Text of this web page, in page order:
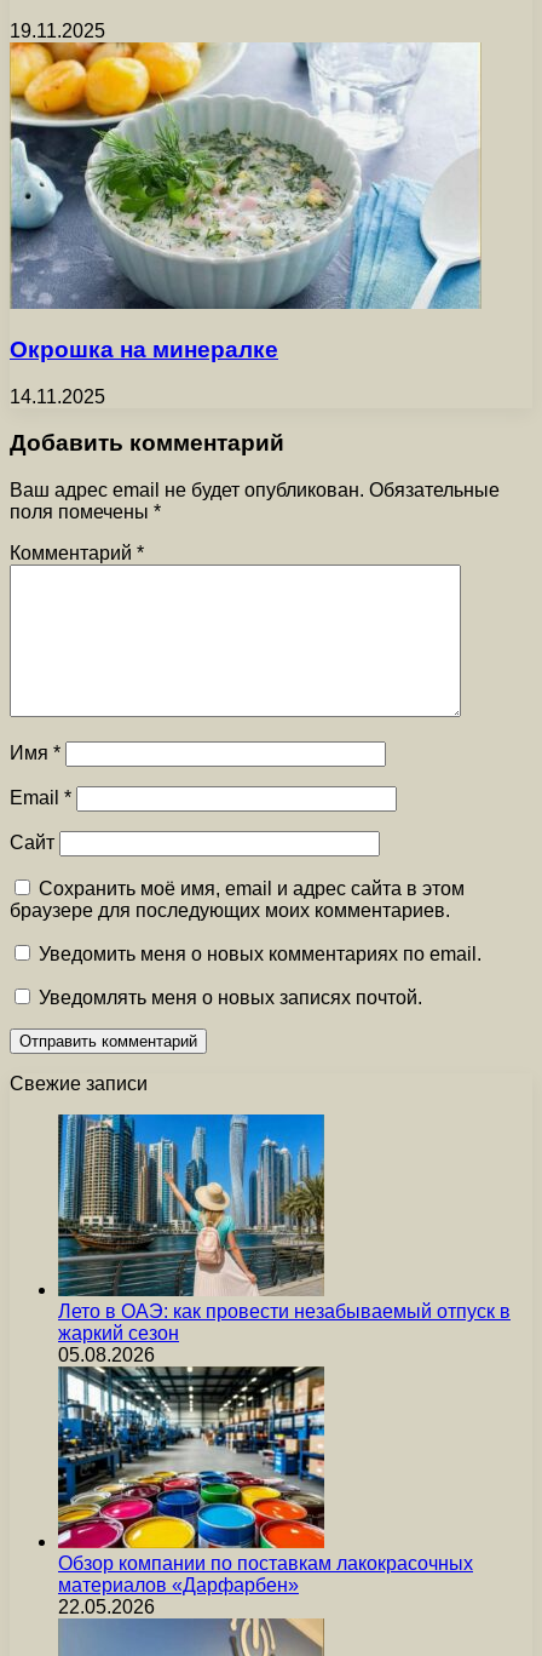
19.11.2025
Окрошка на минералке
14.11.2025
Добавить комментарий
Ваш адрес email не будет опубликован. Обязательные
поля помечены *
Комментарий *
Имя *
Email *
Сайт
Сохранить моё имя, email и адрес сайта в этом
браузере для последующих моих комментариев.
Уведомить меня о новых комментариях по email.
Уведомлять меня о новых записях почтой.
Свежие записи
Лето в ОАЭ: как провести незабываемый отпуск в
жаркий сезон
05.08.2026
Обзор компании по поставкам лакокрасочных
материалов «Дарфарбен»
22.05.2026